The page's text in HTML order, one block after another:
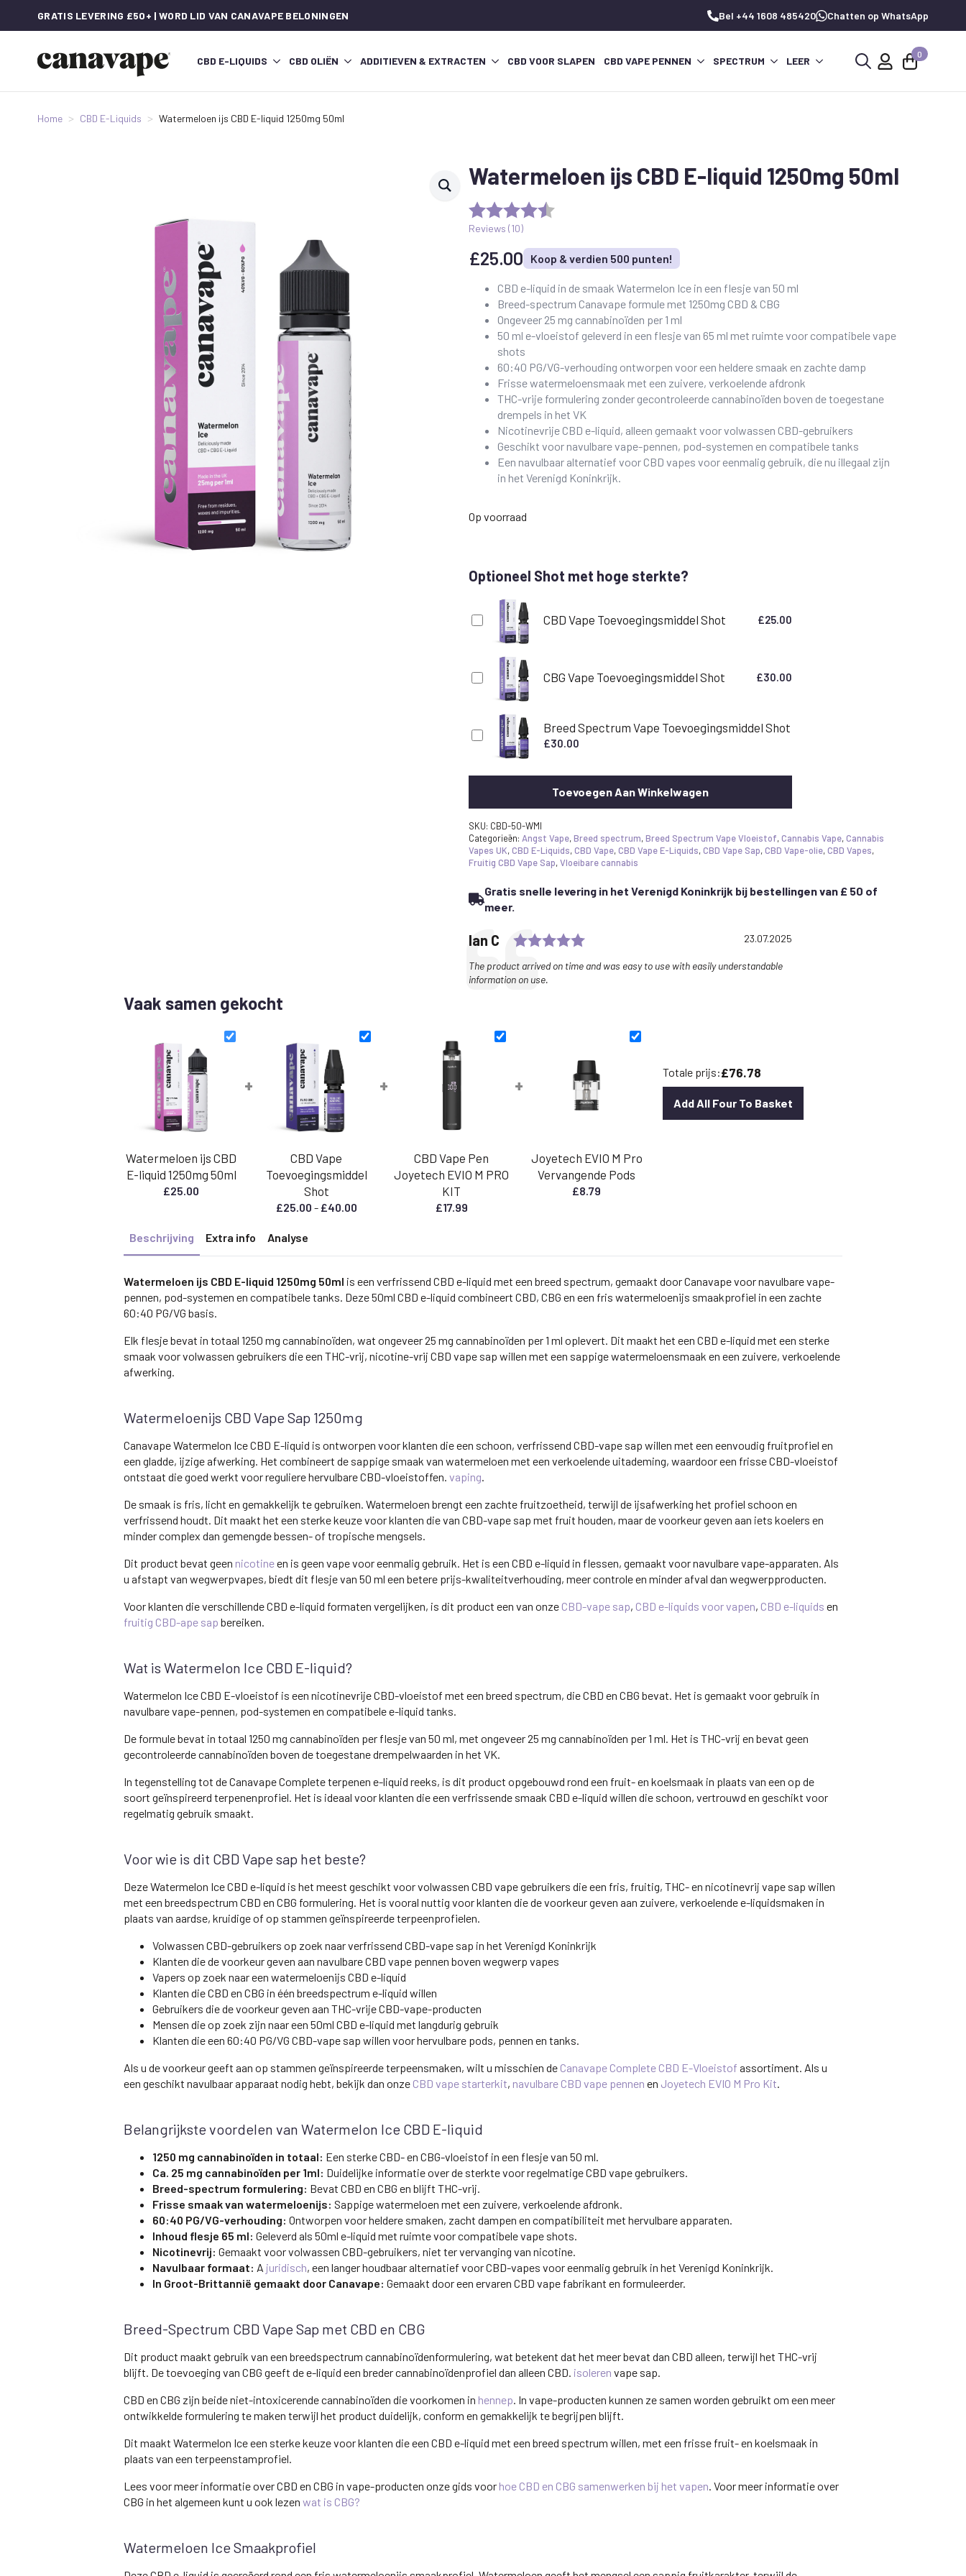
GRATIS LEVERING £50+ | WORD LID VAN CANAVAPE BELONINGEN Bel +44 1608 485420 Chatten op WhatsApp
CBD E-LIQUIDS CBD OLIËN ADDITIEVEN & EXTRACTEN CBD VOOR SLAPEN CBD VAPE PENNEN SPECTRUM LEER
0
Home CBD E-Liquids Watermeloen ijs CBD E-liquid 1250mg 50ml
Watermeloen ijs CBD E-liquid 1250mg 50ml
Reviews (10)
£25.00 Koop & verdien 500 punten!
CBD e-liquid in de smaak Watermelon Ice in een flesje van 50 ml
Breed-spectrum Canavape formule met 1250mg CBD & CBG
Ongeveer 25 mg cannabinoïden per 1 ml
50 ml e-vloeistof geleverd in een flesje van 65 ml met ruimte voor compatibele vape
shots
60:40 PG/VG-verhouding ontworpen voor een heldere smaak en zachte damp
Frisse watermeloensmaak met een zuivere, verkoelende afdronk
THC-vrije formulering zonder gecontroleerde cannabinoïden boven de toegestane
drempels in het VK
Nicotinevrije CBD e-liquid, alleen gemaakt voor volwassen CBD-gebruikers
Geschikt voor navulbare vape-pennen, pod-systemen en compatibele tanks
Een navulbaar alternatief voor CBD vapes voor eenmalig gebruik, die nu illegaal zijn
in het Verenigd Koninkrijk.
Op voorraad
Optioneel Shot met hoge sterkte?
CBD Vape Toevoegingsmiddel Shot £25.00
CBG Vape Toevoegingsmiddel Shot £30.00
Breed Spectrum Vape Toevoegingsmiddel Shot
£30.00
Toevoegen Aan Winkelwagen
SKU: CBD-50-WMI
Categorieën: Angst Vape,Breed spectrum,Breed Spectrum Vape Vloeistof,Cannabis Vape,Cannabis
Vapes UK,CBD E-Liquids,CBD Vape,CBD Vape E-Liquids,CBD Vape Sap,CBD Vape-olie,CBD Vapes,
Fruitig CBD Vape Sap,Vloeibare cannabis
Gratis snelle levering in het Verenigd Koninkrijk bij bestellingen van £ 50 of
meer.
Testimonial
Author:
Ian C Date:
23.07.2025
Text:
The product arrived on time and was easy to use with easily understandable
information on use.
Vaak samen gekocht
Watermeloen ijs CBD
E-liquid 1250mg 50ml
£25.00
+
CBD Vape
Toevoegingsmiddel
Shot
£25.00 - £40.00Prijsklasse:
tot
40,00
+
CBD Vape Pen
Joyetech EVIO M PRO
KIT
£17.99
+
Joyetech EVIO M Pro
Vervangende Pods
£8.79
Totale prijs:£76.78
Add All Four To Basket
Beschrijving Extra info Analyse
Watermeloen ijs CBD E-liquid 1250mg 50ml is een verfrissend CBD e-liquid met een breed spectrum, gemaakt door Canavape voor navulbare vape-
pennen, pod-systemen en compatibele tanks. Deze 50ml CBD e-liquid combineert CBD, CBG en een fris watermeloenijs smaakprofiel in een zachte
60:40 PG/VG basis.
Elk flesje bevat in totaal 1250 mg cannabinoïden, wat ongeveer 25 mg cannabinoïden per 1 ml oplevert. Dit maakt het een CBD e-liquid met een sterke
smaak voor volwassen gebruikers die een THC-vrij, nicotine-vrij CBD vape sap willen met een sappige watermeloensmaak en een zuivere, verkoelende
afwerking.
Watermeloenijs CBD Vape Sap 1250mg
Canavape Watermelon Ice CBD E-liquid is ontworpen voor klanten die een schoon, verfrissend CBD-vape sap willen met een eenvoudig fruitprofiel en
een gladde, ijzige afwerking. Het combineert de sappige smaak van watermeloen met een verkoelende uitademing, waardoor een frisse CBD-vloeistof
ontstaat die goed werkt voor reguliere hervulbare CBD-vloeistoffen. vaping
De smaak is fris, licht en gemakkelijk te gebruiken. Watermeloen brengt een zachte fruitzoetheid, terwijl de ijsafwerking het profiel schoon en
verfrissend houdt. Dit maakt het een sterke keuze voor klanten die van CBD-vape sap met fruit houden, maar de voorkeur geven aan iets koelers en
minder complex dan gemengde bessen- of tropische mengsels.
Dit product bevat geen nicotineen is geen vape voor eenmalig gebruik. Het is een CBD e-liquid in flessen, gemaakt voor navulbare vape-apparaten. Als
u afstapt van wegwerpvapes, biedt dit flesje van 50 ml een betere prijs-kwaliteitverhouding, meer controle en minder afval dan wegwerpproducten.
Voor klanten die verschillende CBD e-liquid formaten vergelijken, is dit product een van onze CBD-vape sap, CBD e-liquids voor vapen, CBD e-liquids en
fruitig CBD-ape sap bereiken.
Wat is Watermelon Ice CBD E-liquid?
Watermelon Ice CBD E-vloeistof is een nicotinevrije CBD-vloeistof met een breed spectrum, die CBD en CBG bevat. Het is gemaakt voor gebruik in
navulbare vape-pennen, pod-systemen en compatibele e-liquid tanks.
De formule bevat in totaal 1250 mg cannabinoïden per flesje van 50 ml, met ongeveer 25 mg cannabinoïden per 1 ml. Het is THC-vrij en bevat geen
gecontroleerde cannabinoïden boven de toegestane drempelwaarden in het VK.
In tegenstelling tot de Canavape Complete terpenen e-liquid reeks, is dit product opgebouwd rond een fruit- en koelsmaak in plaats van een op de
soort geïnspireerd terpenenprofiel. Het is ideaal voor klanten die een verfrissende smaak CBD e-liquid willen die schoon, vertrouwd en geschikt voor
regelmatig gebruik smaakt.
Voor wie is dit CBD Vape sap het beste?
Deze Watermelon Ice CBD e-liquid is het meest geschikt voor volwassen CBD vape gebruikers die een fris, fruitig, THC- en nicotinevrij vape sap willen
met een breedspectrum CBD en CBG formulering. Het is vooral nuttig voor klanten die de voorkeur geven aan zuivere, verkoelende e-liquidsmaken in
plaats van aardse, kruidige of op stammen geïnspireerde terpeenprofielen.
Volwassen CBD-gebruikers op zoek naar verfrissend CBD-vape sap in het Verenigd Koninkrijk
Klanten die de voorkeur geven aan navulbare CBD vape pennen boven wegwerp vapes
Vapers op zoek naar een watermeloenijs CBD e-liquid
Klanten die CBD en CBG in één breedspectrum e-liquid willen
Gebruikers die de voorkeur geven aan THC-vrije CBD-vape-producten
Mensen die op zoek zijn naar een 50ml CBD e-liquid met langdurig gebruik
Klanten die een 60:40 PG/VG CBD-vape sap willen voor hervulbare pods, pennen en tanks.
Als u de voorkeur geeft aan op stammen geïnspireerde terpeensmaken, wilt u misschien de Canavape Complete CBD E-Vloeistof assortiment. Als u
een geschikt navulbaar apparaat nodig hebt, bekijk dan onze CBD vape starterkit, navulbare CBD vape pennen en Joyetech EVIO M Pro Kit
Belangrijkste voordelen van Watermelon Ice CBD E-liquid
1250 mg cannabinoïden in totaal: Een sterke CBD- en CBG-vloeistof in een flesje van 50 ml.
Ca. 25 mg cannabinoïden per 1ml: Duidelijke informatie over de sterkte voor regelmatige CBD vape gebruikers.
Breed-spectrum formulering: Bevat CBD en CBG en blijft THC-vrij.
Frisse smaak van watermeloenijs: Sappige watermeloen met een zuivere, verkoelende afdronk.
60:40 PG/VG-verhouding: Ontworpen voor heldere smaken, zacht dampen en compatibiliteit met hervulbare apparaten.
Inhoud flesje 65 ml: Geleverd als 50ml e-liquid met ruimte voor compatibele vape shots.
Nicotinevrij: Gemaakt voor volwassen CBD-gebruikers, niet ter vervanging van nicotine.
Navulbaar formaat: A juridisch, een langer houdbaar alternatief voor CBD-vapes voor eenmalig gebruik in het Verenigd Koninkrijk.
In Groot-Brittannië gemaakt door Canavape: Gemaakt door een ervaren CBD vape fabrikant en formuleerder.
Breed-Spectrum CBD Vape Sap met CBD en CBG
Dit product maakt gebruik van een breedspectrum cannabinoïdenformulering, wat betekent dat het meer bevat dan CBD alleen, terwijl het THC-vrij
blijft. De toevoeging van CBG geeft de e-liquid een breder cannabinoïdenprofiel dan alleen CBD. isoleren vape sap.
CBD en CBG zijn beide niet-intoxicerende cannabinoïden die voorkomen in hennep . In vape-producten kunnen ze samen worden gebruikt om een meer
ontwikkelde formulering te maken terwijl het product duidelijk, conform en gemakkelijk te begrijpen blijft.
Dit maakt Watermelon Ice een sterke keuze voor klanten die een CBD e-liquid met een breed spectrum willen, met een frisse fruit- en koelsmaak in
plaats van een terpeenstamprofiel.
Lees voor meer informatie over CBD en CBG in vape-producten onze gids voor hoe CBD en CBG samenwerken bij het vapen . Voor meer informatie over
CBG in het algemeen kunt u ook lezen wat is CBG?
Watermeloen Ice Smaakprofiel